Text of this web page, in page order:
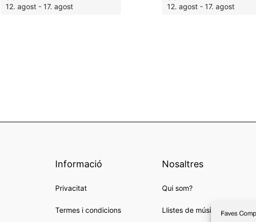
12. agost - 17. agost
12. agost - 17. agost
Informació
Privacitat
Termes i condicions
Nosaltres
Qui som?
Llistes de música